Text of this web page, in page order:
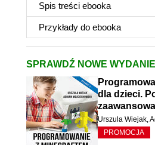
Spis treści ebooka
Przykłady do ebooka
SPRAWDŹ NOWE WYDANIE
dla dzieci.
Urszula Wiejak,
PROMOCJA